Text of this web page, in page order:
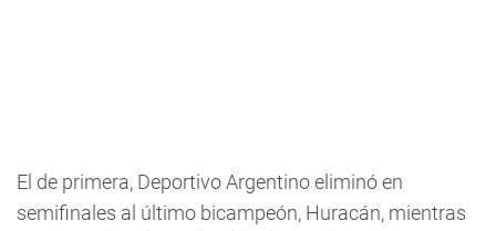
El de primera, Deportivo Argentino eliminó en
semifinales al último bicampeón, Huracán, mientras